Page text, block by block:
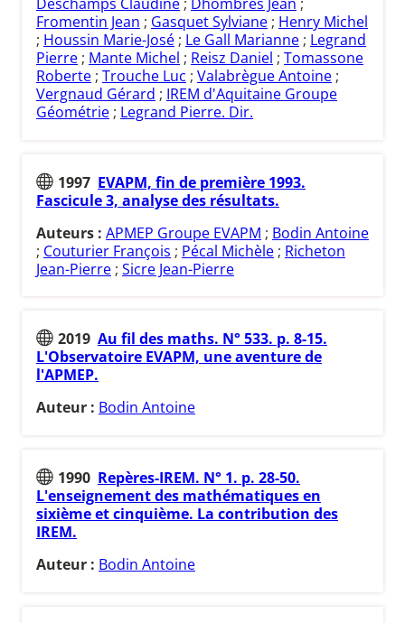
Fromentin Jean ; Gasquet Sylviane ; Henry Michel
; Houssin Marie-José ; Le Gall Marianne ; Legrand
Pierre ; Mante Michel ; Reisz Daniel ; Tomassone
Roberte ; Trouche Luc ; Valabrègue Antoine ;
Vergnaud Gérard ; IREM d'Aquitaine Groupe
Géométrie ; Legrand Pierre. Dir.
1997 EVAPM, fin de première 1993.
Fascicule 3, analyse des résultats.
Auteurs : APMEP Groupe EVAPM ; Bodin Antoine
; Couturier François ; Pécal Michèle ; Richeton
Jean-Pierre ; Sicre Jean-Pierre
2019 Au fil des maths. N° 533. p. 8-15.
L'Observatoire EVAPM, une aventure de
l'APMEP.
Auteur : Bodin Antoine
1990 Repères-IREM. N° 1. p. 28-50.
L'enseignement des mathématiques en
sixième et cinquième. La contribution des
IREM.
Auteur : Bodin Antoine